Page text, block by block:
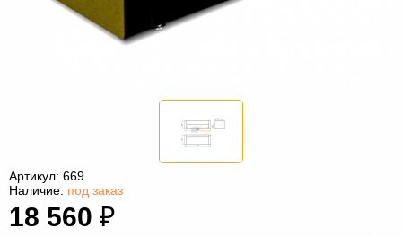
мешки
Мебель
из
Садовая
Артикул: 669
Наличие: под заказ
18 560 ₽